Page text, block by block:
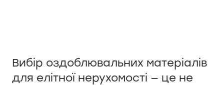
Вибір оздоблювальних матеріалів
для елітної нерухомості — це не